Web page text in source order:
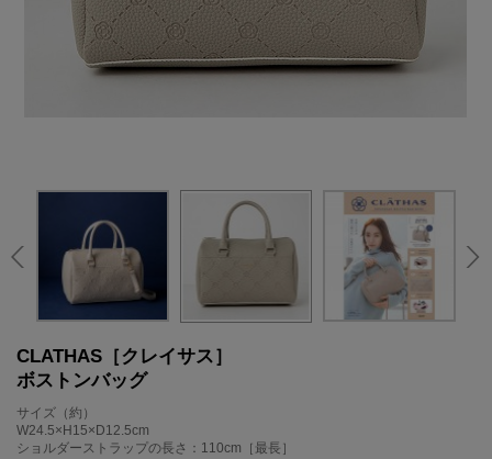
CLATHAS［クレイサス］
ボストンバッグ
サイズ（約）
W24.5×H15×D12.5cm
ショルダーストラップの長さ：110cm［最長］